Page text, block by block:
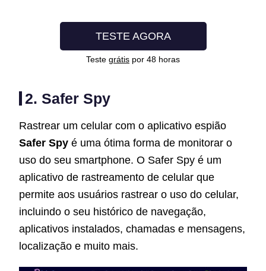
TESTE AGORA
Teste grátis por 48 horas
2. Safer Spy
Rastrear um celular com o aplicativo espião
Safer Spy é uma ótima forma de monitorar o
uso do seu smartphone. O Safer Spy é um
aplicativo de rastreamento de celular que
permite aos usuários rastrear o uso do celular,
incluindo o seu histórico de navegação,
aplicativos instalados, chamadas e mensagens,
localização e muito mais.